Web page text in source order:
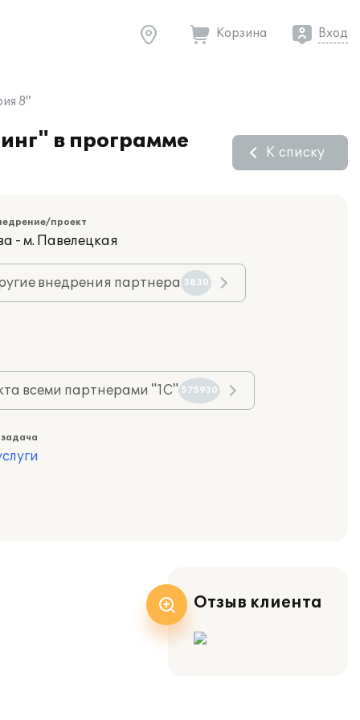
Корзина Вход
8"
в программе
К списку
проект
- м. Павелецкая
внедрения партнера 3830
всеми партнерами "1С" 575930
Отзыв клиента